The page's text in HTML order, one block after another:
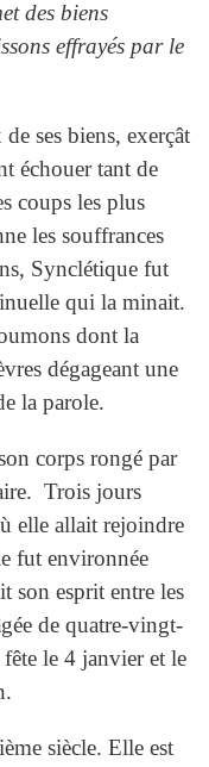
des biens
effrayés par le
ses biens, exerçât
échouer tant de
coups les plus
les souffrances
Synclétique fut
qui la minait.
dont la
dégageant une
la parole.
corps rongé par
Trois jours
elle allait rejoindre
fut environnée
son esprit entre les
de quatre-vingt-
fête le 4 janvier et le
siècle. Elle est